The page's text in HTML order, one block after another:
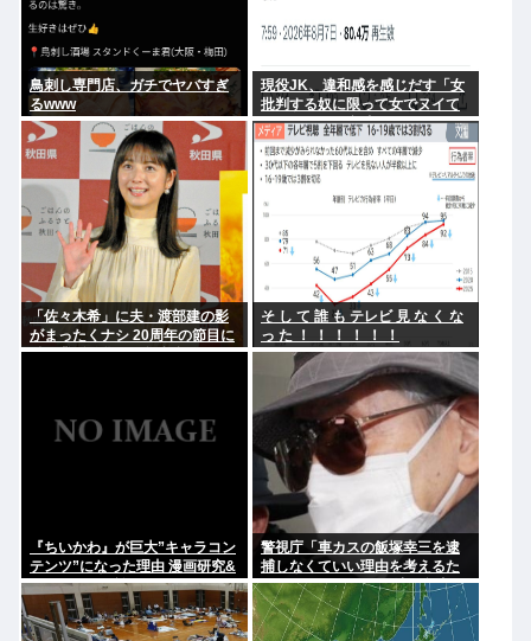
鳥刺し専門店、ガチでヤバすぎ
るwww
現役JK、違和感を感じだす「女
批判する奴に限って女でヌイて
たりするから意味わからなくな
ってきた 」
「佐々木希」に夫・渡部建の影
がまったくナシ 20周年の節目に
俳優業活発化への舞台裏
そ し て 誰 も テレビ 見 な く な
っ た ！ ！ ！ ！ ！ ！
『ちいかわ』が巨大”キャラコン
テンツ”になった理由 漫画研究&
キャラクター論から紐解く
警視庁「車カスの飯塚幸三を逮
捕しなくていい理由を考えるた
めに1000ページもの法解釈書を
読んだ」